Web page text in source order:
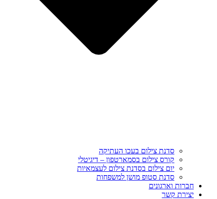
סדנת צילום בעכו העתיקה
קורס צילום בסמארטפון – דיגיטלי
יום צילום בסדנת צילום לעצמאיות
סדנת סטופ מושן למשפחות
חברות וארגונים
יצירת קשר